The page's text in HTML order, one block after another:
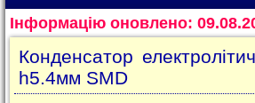
Інформацію оновлено:
Конденсатор
h5.4мм SMD